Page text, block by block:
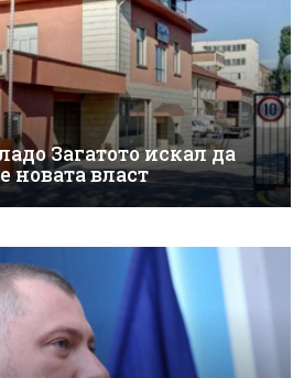
Загатото искал да
новата власт